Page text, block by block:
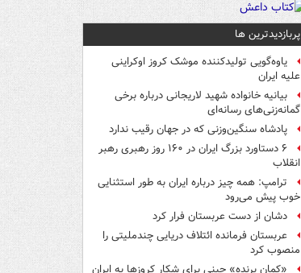
پربازدیدترین ها
یاوه‌گویی تولیدکننده موشک کروز اوکراینی
علیه ایران
بیانیه خانواده شهید لاریجانی درباره برخی
گمانه‌زنی‌های رسانه‌ای
پادشاه سنگین‌وزنی که در جهان رقیب ندارد
۶ دستاورد بزرگ ایران در ۱۶۰ روز رهبری رهبر
انقلاب
ترامپ: همه چیز درباره ایران به طور استثنایی
خوب پیش می‌رود
دشان از دست عربستان فرار کرد
عربستان فرمانده ائتلاف دریایی چندملیتی را
منصوب کرد
«کمانِ پرنده» چینی برای شکار کروزها به ایران